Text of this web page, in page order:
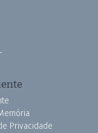
Privacidade